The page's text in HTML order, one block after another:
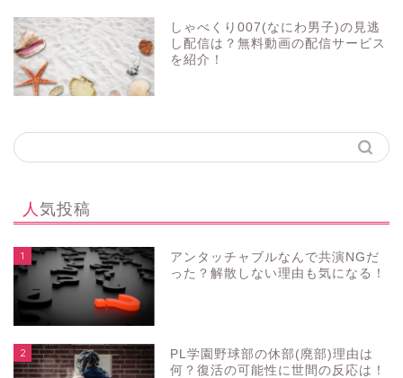
しゃべくり007(なにわ男子)の見逃
し配信は？無料動画の配信サービス
を紹介！
人気投稿
1
アンタッチャブルなんで共演NGだ
った？解散しない理由も気になる！
2
PL学園野球部の休部(廃部)理由は
何？復活の可能性に世間の反応は！